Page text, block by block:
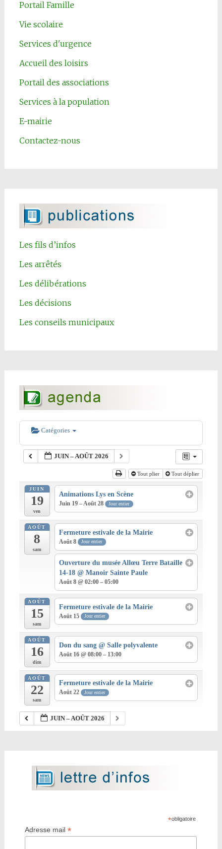
Portail Famille
Vie scolaire
Services d'urgence
Accueil des loisirs
Portail des associations
Services à la population
E-mairie
Contactez-nous
Les fils d’infos
Les arrêtés
Les délibérations
Les décisions
Les conseils municipaux
Catégories
JUIN – AOÛT 2026
Tout plier Tout déplier
JUIN
19
ven
Animations Lys en Scène
Juin 19 – Août 28 Jour entier
AOÛT
8
sam
Fermeture estivale de la Mairie
Août 8 Jour entier
Ouverture du musée Allœu Terre Bataille
14-18@ Manoir Sainte Paule
Août 8 @ 02:00 – 05:00
AOÛT
15
sam
Fermeture estivale de la Mairie
Août 15 Jour entier
AOÛT
16
dim
Don du sang@ Salle polyvalente
Août 16 @ 08:00 – 13:00
AOÛT
22
sam
Fermeture estivale de la Mairie
Août 22 Jour entier
JUIN – AOÛT 2026
*obligatoire
Adresse mail*